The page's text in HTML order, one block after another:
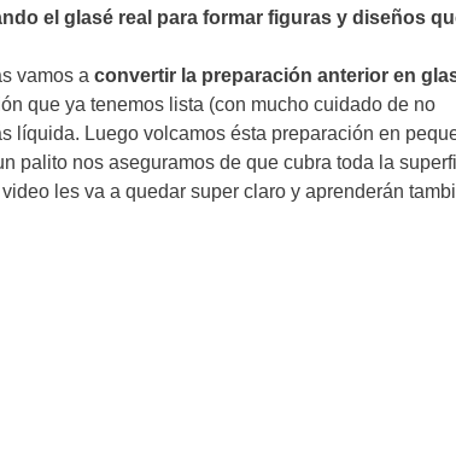
el glasé real para formar figuras y diseños
vamos a convertir la preparación anterior en
que ya tenemos lista (con mucho cuidado de no
líquida. Luego volcamos ésta preparación en
palito nos aseguramos de que cubra toda la
les va a quedar super claro y aprenderán